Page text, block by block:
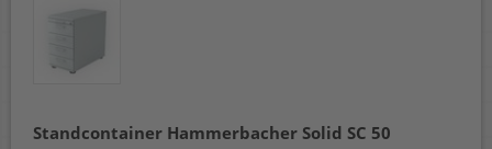
Standcontainer Hammerbacher Solid SC 50